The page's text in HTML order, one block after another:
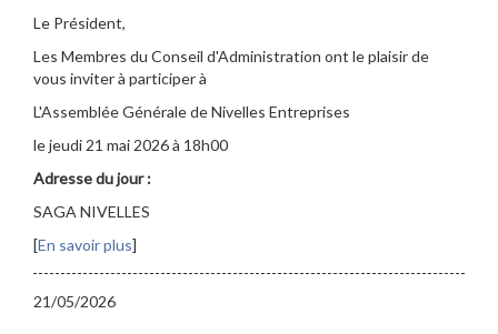
Le Président,
Les Membres du Conseil d'Administration ont le plaisir de
vous inviter à participer à
L'Assemblée Générale de Nivelles Entreprises
le jeudi 21 mai 2026 à 18h00
Adresse du jour :
SAGA NIVELLES
[En savoir plus]
21/05/2026